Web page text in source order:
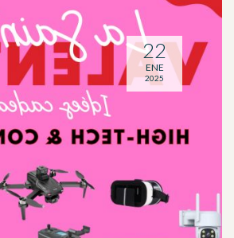
22
ENE
2025